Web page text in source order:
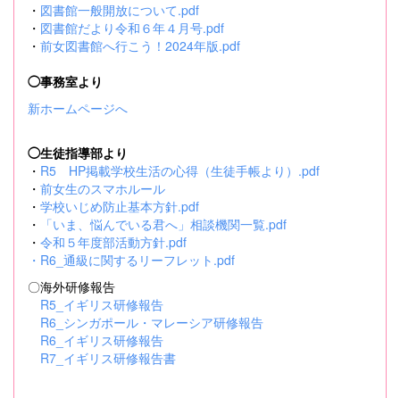
・ 図書館一般開放について.pdf
・ 図書館だより令和６年４月号.pdf
・ 前女図書館へ行こう！2024年版.pdf
◯事務室より
新ホームページへ
◯生徒指導部より
・ R5 HP掲載学校生活の心得（生徒手帳より）.pdf
・ 前女生のスマホルール
・ 学校いじめ防止基本方針.pdf
・
「いま、悩んでいる君へ」相談機関一覧.pdf
・ 令和５年度部活動方針.pdf
・ R6_通級に関するリーフレット.pdf
〇海外研修報告
R5_イギリス研修報告
R6_シンガポール・マレーシア研修報告
R6_イギリス研修報告
R7_イギリス研修報告書